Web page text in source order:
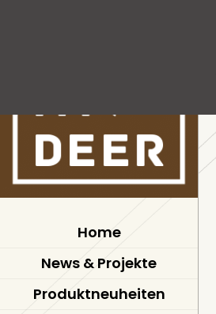
Home
News & Projekte
Produktneuheiten